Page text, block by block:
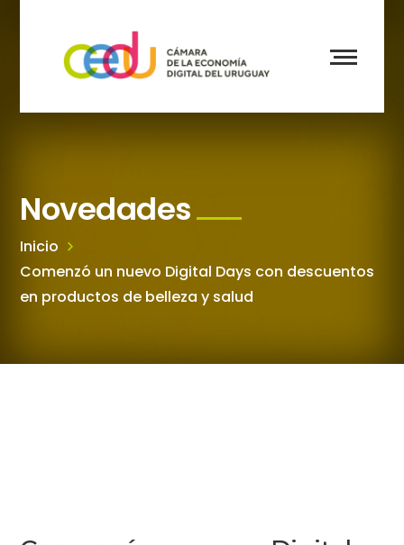
Novedades
Inicio
Comenzó un nuevo Digital Days con descuentos
en productos de belleza y salud